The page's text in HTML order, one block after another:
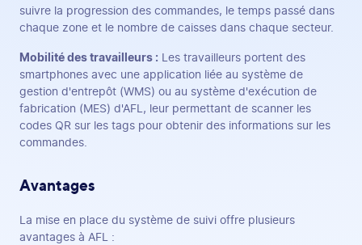
suivre la progression des commandes, le temps passé dans
chaque zone et le nombre de caisses dans chaque secteur.
Mobilité des travailleurs : Les travailleurs portent des
smartphones avec une application liée au système de
gestion d'entrepôt (WMS) ou au système d'exécution de
fabrication (MES) d'AFL, leur permettant de scanner les
codes QR sur les tags pour obtenir des informations sur les
commandes.
Avantages
La mise en place du système de suivi offre plusieurs
avantages à AFL :